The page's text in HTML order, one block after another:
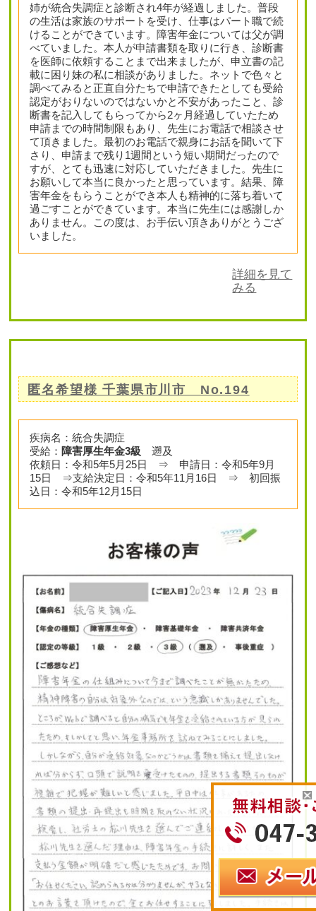
姉が統合失調症と診断され4年が経過しました。普段
の生活は家族のサポートを受け、仕事はパート職で続
けることができています。障害年金については父が調
べていました。本人が申請書類を取りに行き、診断書
を医師に依頼することまで出来ましたが、申立書の記
載に困り妹の私に相談がありました。ネットで色々と
調べてみると正直自分たちで申請できたとしても受給
認定がおりないのではないかと不安があったこと、診
断書を記入してもらってから2ヶ月経過していたため
申請までの時間制限もあり、先生にお電話で相談させ
て頂きました。最初のお電話で親身にお話を聞いて下
さり、申請まで残り1週間という短い期間だったので
すが、とても迅速に対応していただきました。先生に
お願いして本当に良かったと思っています。結果、障
害年金をもらうことができ本人も精神的に落ち着いて
過ごすことができています。本当に先生には感謝しか
ありません。この度は、お手伝い頂きありがとうござ
いました。
詳細を見て
みる
匿名希望様 千葉県市川市 No.194
疾病名：統合失調症
受給： 障害厚生年金3級 遡及
依頼日：令和5年5月25日 ⇒ 申請日：令和5年9月
15日 ⇒支給決定日：令和5年11月16日 ⇒ 初回振
込日：令和5年12月15日